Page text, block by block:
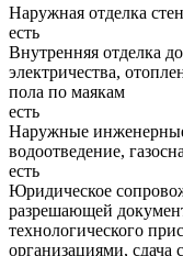
Наружная отделка стен
есть
Внутренняя отделка
электричества,
пола по маякам
есть
Наружные
водоотведение,
есть
Юридическое
разрешающей
технологического
организациями, сдача